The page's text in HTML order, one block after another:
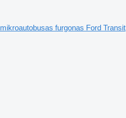
mikroautobusas furgonas Ford Transit